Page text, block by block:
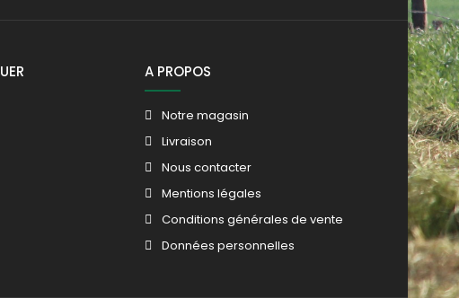
A PROPOS
Notre magasin
Livraison
Nous contacter
Mentions légales
Conditions générales de vente
Données personnelles